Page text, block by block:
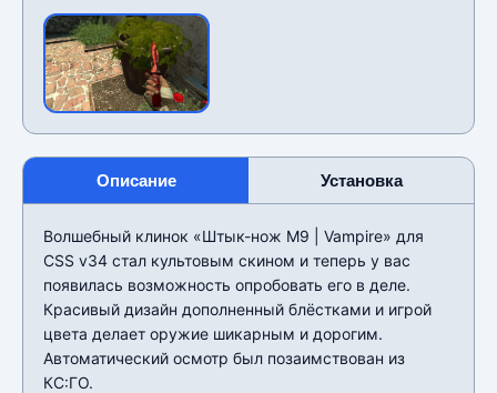
Описание Установка
Волшебный клинок «Штык-нож M9 | Vampire» для
CSS v34 стал культовым скином и теперь у вас
появилась возможность опробовать его в деле.
Красивый дизайн дополненный блёстками и игрой
цвета делает оружие шикарным и дорогим.
Автоматический осмотр был позаимствован из
КС:ГО.